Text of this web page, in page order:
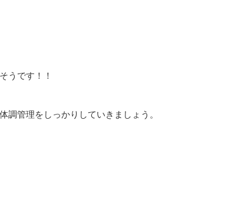
うです！！
調管理をしっかりしていきましょう。